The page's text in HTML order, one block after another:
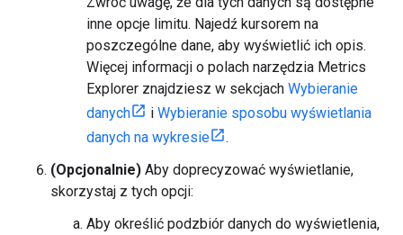
inne opcje limitu. Najedź kursorem na
poszczególne dane, aby wyświetlić ich opis.
Więcej informacji o polach narzędzia Metrics
Explorer znajdziesz w sekcjach Wybieranie
danych
i Wybieranie sposobu wyświetlania
danych na wykresie
.
(Opcjonalnie) Aby doprecyzować wyświetlanie,
skorzystaj z tych opcji:
Aby określić podzbiór danych do wyświetlenia,